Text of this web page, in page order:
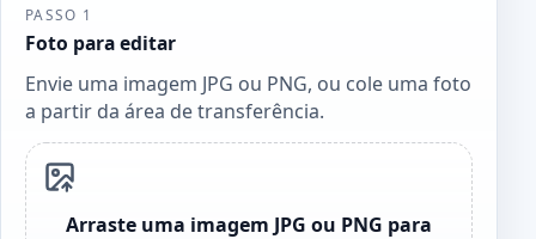
PASSO 1
Foto para editar
Envie uma imagem JPG ou PNG, ou cole uma foto
a partir da área de transferência.
Arraste uma imagem JPG ou PNG para